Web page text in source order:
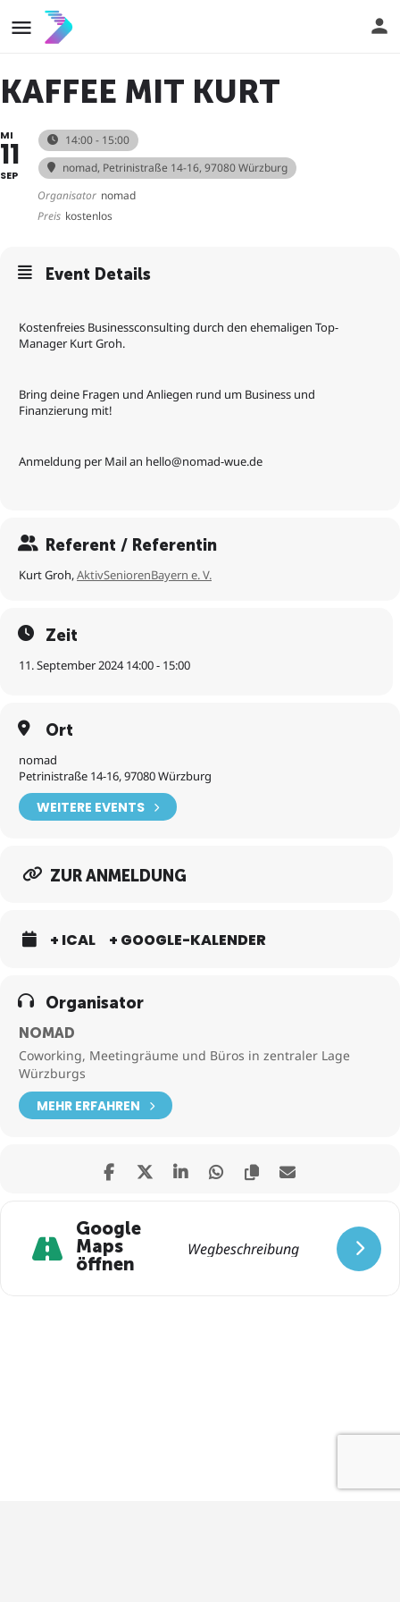
KAFFEE MIT KURT
MI
11
SEP
14:00 - 15:00
nomad, Petrinistraße 14-16, 97080 Würzburg
Organisator nomad
Preis kostenlos
Event Details
Kostenfreies Businessconsulting durch den ehemaligen Top-
Manager Kurt Groh.
Bring deine Fragen und Anliegen rund um Business und
Finanzierung mit!
Anmeldung per Mail an hello@nomad-wue.de
Referent / Referentin
Kurt Groh,AktivSeniorenBayern e. V.
Zeit
11. September 2024 14:00 - 15:00
Ort
nomad
Petrinistraße 14-16, 97080 Würzburg
WEITERE EVENTS
ZUR ANMELDUNG
+ ICAL + GOOGLE-KALENDER
Organisator
NOMAD
Coworking, Meetingräume und Büros in zentraler Lage
Würzburgs
MEHR ERFAHREN
Google
Maps
öffnen